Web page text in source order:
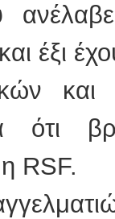
έξι
ότι
RSF.